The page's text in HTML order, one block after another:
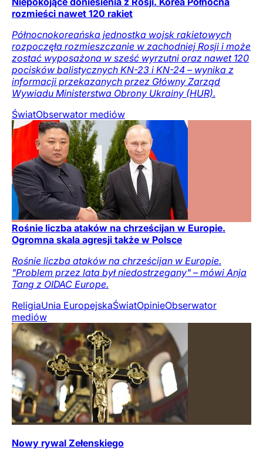
rozmieści nawet 120 rakiet
Północnokoreańska jednostka wojsk rakietowych
rozpoczęła rozmieszczanie w zachodniej Rosji i może
zostać wyposażona w sześć wyrzutni oraz nawet 120
pocisków balistycznych KN-23 i KN-24 – wynika z
informacji przekazanych przez Główny Zarząd
Wywiadu Ministerstwa Obrony Ukrainy (HUR).
ŚwiatObserwator mediów
Rośnie liczba ataków na chrześcijan w Europie.
Ogromna skala agresji także w Polsce
Rośnie liczba ataków na chrześcijan w Europie.
"Problem przez lata był niedostrzegany" – mówi Anja
Tang z OIDAC Europe.
ReligiaUnia EuropejskaŚwiatOpinieObserwator
mediów
Nowy rywal Zełenskiego